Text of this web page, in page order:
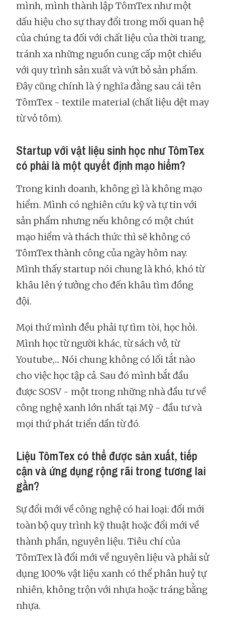
mình, mình thành lập TômTex như một
dấu hiệu cho sự thay đổi trong mối quan hệ
của chúng ta đối với chất liệu của thời trang,
tránh xa những nguồn cung cấp một chiều
với quy trình sản xuất và vứt bỏ sản phẩm.
Đây cũng chính là ý nghĩa đằng sau cái tên
TômTex - textile material (chất liệu dệt may
từ vỏ tôm).
Startup với vật liệu sinh học như TômTex
có phải là một quyết định mạo hiểm?
Trong kinh doanh, không gì là không mạo
hiểm. Mình có nghiên cứu kỹ và tự tin với
sản phẩm nhưng nếu không có một chút
mạo hiểm và thách thức thì sẽ không có
TômTex thành công của ngày hôm nay.
Mình thấy startup nói chung là khó, khó từ
khâu lên ý tưởng cho đến khâu tìm đồng
đội.
Mọi thứ mình đều phải tự tìm tòi, học hỏi.
Mình học từ người khác, từ sách vở, từ
Youtube,... Nói chung không có lối tắt nào
cho việc học tập cả. Sau đó mình bắt đầu
được SOSV - một trong những nhà đầu tư về
công nghệ xanh lớn nhất tại Mỹ - đầu tư và
mọi thứ phát triển dần từ đó.
Liệu TômTex có thể được sản xuất, tiếp
cận và ứng dụng rộng rãi trong tương lai
gần?
Sự đổi mới về công nghệ có hai loại: đổi mới
toàn bộ quy trình kỹ thuật hoặc đổi mới về
thành phần, nguyên liệu. Tiêu chí của
TômTex là đổi mới về nguyên liệu và phải sử
dụng 100% vật liệu xanh có thể phân huỷ tự
nhiên, không trộn với nhựa hoặc tráng bằng
nhựa.